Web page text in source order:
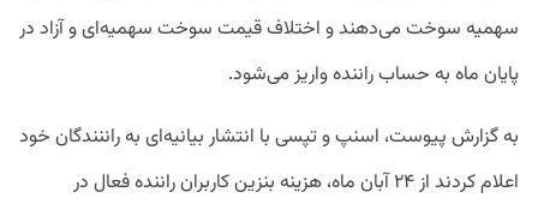
سهمیه سوخت می‌دهند و اختلاف قیمت سوخت سهمیه‌ای و آزاد در
پایان ماه به حساب راننده واریز می‌شود.
به گزارش پیوست،‌ اسنپ و تپسی با انتشار بیانیه‌ای به راننندگان خود
اعلام کردند از ۲۴ آبان ماه، هزینه بنزین کاربران راننده فعال در